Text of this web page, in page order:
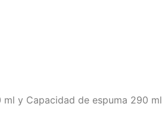
y Capacidad de espuma 290 ml